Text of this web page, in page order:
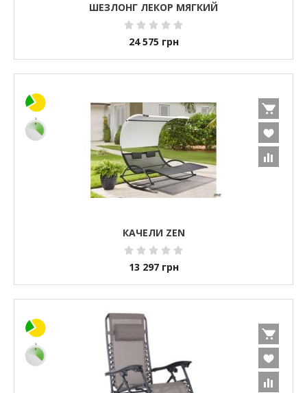
ШЕЗЛОНГ ЛЕКОР МЯГКИЙ
24 575 грн
КАЧЕЛИ ZEN
13 297 грн